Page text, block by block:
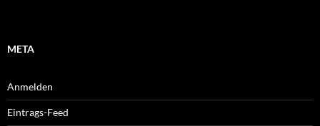
META
Anmelden
Eintrags-Feed